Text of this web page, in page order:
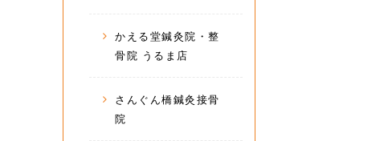
かえる堂鍼灸院・整
骨院 うるま店
さんぐん橋鍼灸接骨
院